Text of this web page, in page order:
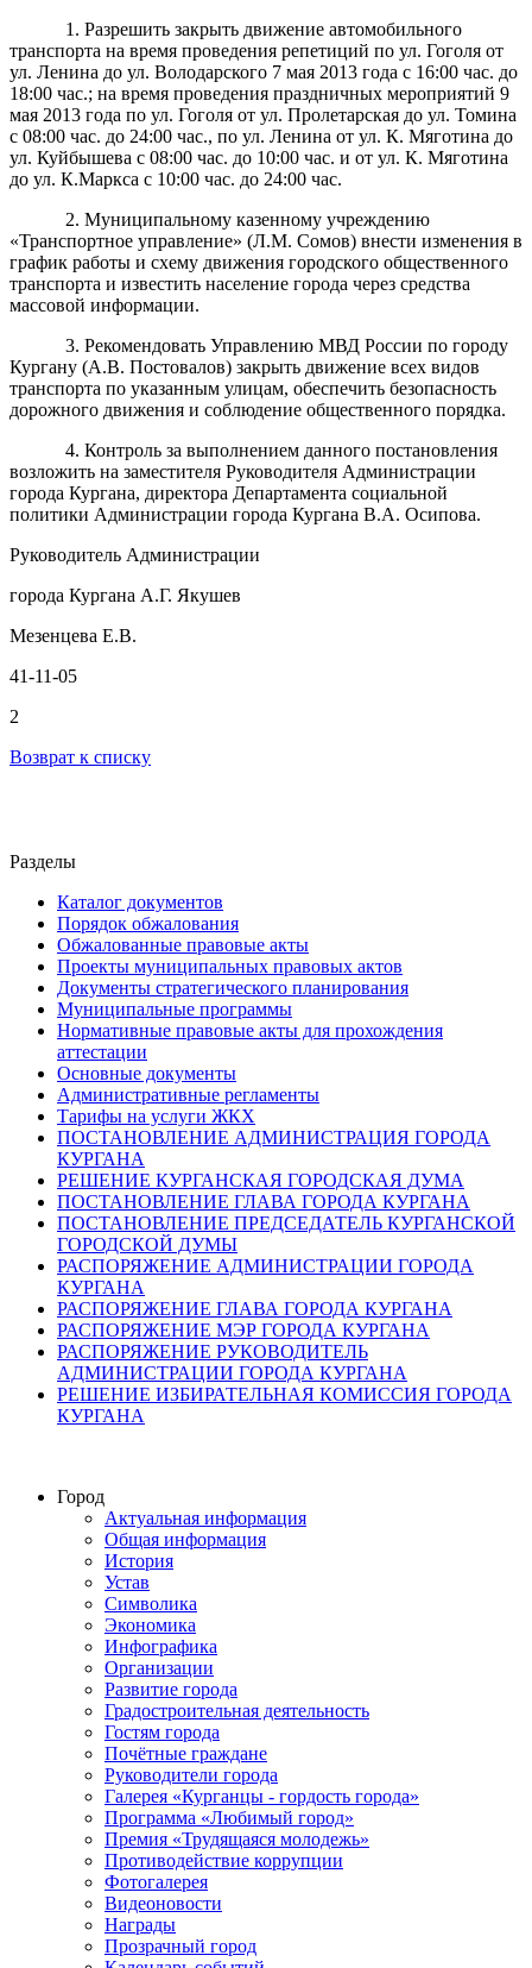
1. Разрешить закрыть движение автомобильного
транспорта на время проведения репетиций по ул. Гоголя от
ул. Ленина до ул. Володарского 7 мая 2013 года с 16:00 час. до
18:00 час.; на время проведения праздничных мероприятий 9
мая 2013 года по ул. Гоголя от ул. Пролетарская до ул. Томина
с 08:00 час. до 24:00 час., по ул. Ленина от ул. К. Мяготина до
ул. Куйбышева с 08:00 час. до 10:00 час. и от ул. К. Мяготина
до ул. К.Маркса с 10:00 час. до 24:00 час.
2. Муниципальному казенному учреждению
«Транспортное управление» (Л.М. Сомов) внести изменения в
график работы и схему движения городского общественного
транспорта и известить население города через средства
массовой информации.
3. Рекомендовать Управлению МВД России по городу
Кургану (А.В. Постовалов) закрыть движение всех видов
транспорта по указанным улицам, обеспечить безопасность
дорожного движения и соблюдение общественного порядка.
4. Контроль за выполнением данного постановления
возложить на заместителя Руководителя Администрации
города Кургана, директора Департамента социальной
политики Администрации города Кургана В.А. Осипова.
Руководитель Администрации
города Кургана А.Г. Якушев
Мезенцева Е.В.
41-11-05
2
Возврат к списку
Разделы
Каталог документов
Порядок обжалования
Обжалованные правовые акты
Проекты муниципальных правовых актов
Документы стратегического планирования
Муниципальные программы
Нормативные правовые акты для прохождения
аттестации
Основные документы
Административные регламенты
Тарифы на услуги ЖКХ
ПОСТАНОВЛЕНИЕ АДМИНИСТРАЦИЯ ГОРОДА
КУРГАНА
РЕШЕНИЕ КУРГАНСКАЯ ГОРОДСКАЯ ДУМА
ПОСТАНОВЛЕНИЕ ГЛАВА ГОРОДА КУРГАНА
ПОСТАНОВЛЕНИЕ ПРЕДСЕДАТЕЛЬ КУРГАНСКОЙ
ГОРОДСКОЙ ДУМЫ
РАСПОРЯЖЕНИЕ АДМИНИСТРАЦИИ ГОРОДА
КУРГАНА
РАСПОРЯЖЕНИЕ ГЛАВА ГОРОДА КУРГАНА
РАСПОРЯЖЕНИЕ МЭР ГОРОДА КУРГАНА
РАСПОРЯЖЕНИЕ РУКОВОДИТЕЛЬ
АДМИНИСТРАЦИИ ГОРОДА КУРГАНА
РЕШЕНИЕ ИЗБИРАТЕЛЬНАЯ КОМИССИЯ ГОРОДА
КУРГАНА
Город
Актуальная информация
Общая информация
История
Устав
Символика
Экономика
Инфографика
Организации
Развитие города
Градостроительная деятельность
Гостям города
Почётные граждане
Руководители города
Галерея «Курганцы - гордость города»
Программа «Любимый город»
Премия «Трудящаяся молодежь»
Противодействие коррупции
Фотогалерея
Видеоновости
Награды
Прозрачный город